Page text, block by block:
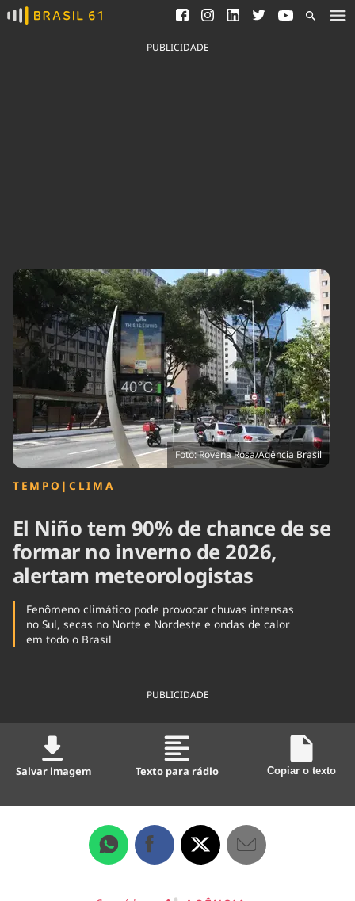
Ver todas as notícias
Saneamento
Indicadores
Agronegócios
Brasil
Brasil Mineral
Ciência &
Tecnologia
Cinema
Comportamento
Cultura
Economia
Educação
Infraestrutura
Internacional
Meio Ambiente
Podcast
Política
Saúde
Tempo
PUBLICIDADE
Foto: Rovena Rosa/Agência Brasil
TEMPO | CLIMA
El Niño tem 90% de chance de se
formar no inverno de 2026,
alertam meteorologistas
Fenômeno climático pode provocar chuvas intensas
no Sul, secas no Norte e Nordeste e ondas de calor
em todo o Brasil
PUBLICIDADE
Salvar imagem Texto para rádio Copiar o texto